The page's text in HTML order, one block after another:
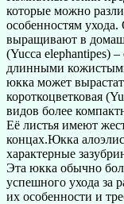
которые можно
особенностям
выращивают в
(Yucca elephantipes)
длинными
юкка может
короткоцветковая
видов более
Её листья имеют
концах.Юкка
характерные
Эта юкка обычно
успешного ухода за
их особенности и